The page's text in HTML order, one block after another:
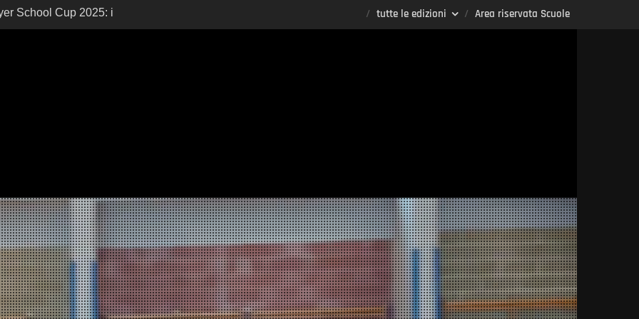
School Cup 2025: i
edizione
tutte le edizioni Area riservata Scuole